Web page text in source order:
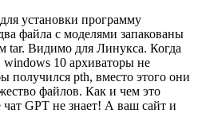
установки программу
файла с моделями запакованы
tar. Видимо для Линукса. Когда
10 архиваторы не
получился pth, вместо этого они
файлов. Как и чем это
GPT не знает! А ваш сайт и